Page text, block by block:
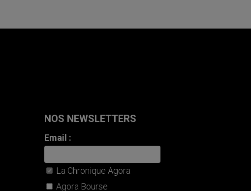
NOS NEWSLETTERS
Email :
La Chronique Agora
Agora Bourse